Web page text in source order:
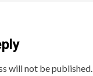
will not be published.